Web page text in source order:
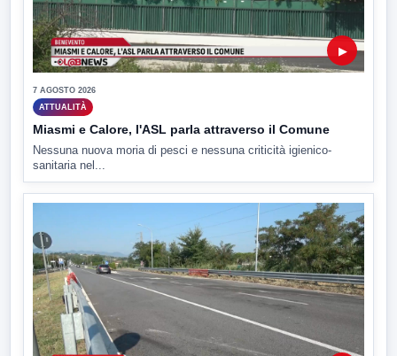
▶
7 AGOSTO 2026
ATTUALITÀ
Miasmi e Calore, l'ASL parla attraverso il Comune
Nessuna nuova moria di pesci e nessuna criticità igienico-
sanitaria nel...